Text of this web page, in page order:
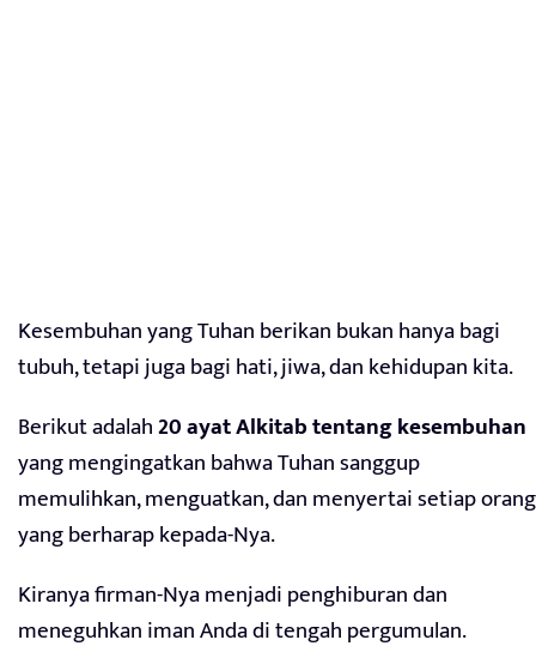
Kesembuhan yang Tuhan berikan bukan hanya bagi
tubuh, tetapi juga bagi hati, jiwa, dan kehidupan kita.
Berikut adalah20 ayat Alkitab tentang kesembuhan
yang mengingatkan bahwa Tuhan sanggup
memulihkan, menguatkan, dan menyertai setiap orang
yang berharap kepada-Nya.
Kiranya firman-Nya menjadi penghiburan dan
meneguhkan iman Anda di tengah pergumulan.